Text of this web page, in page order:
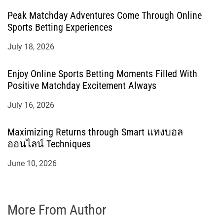
Peak Matchday Adventures Come Through Online
Sports Betting Experiences
July 18, 2026
Enjoy Online Sports Betting Moments Filled With
Positive Matchday Excitement Always
July 16, 2026
Maximizing Returns through Smart แทงบอล
ออนไลน์ Techniques
June 10, 2026
More From Author